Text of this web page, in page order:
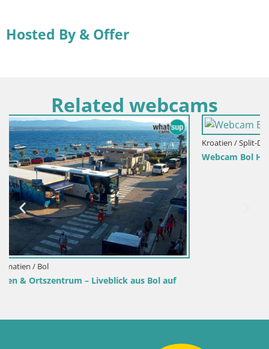
Hosted By & Offer
Related webcams
auf
Kroatien / Split-Dalmatien / Bol
Webcam Bol Hafen – Liveblick auf Bol Riva & Marina